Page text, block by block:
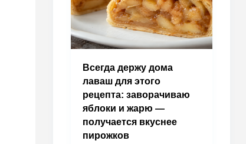
Всегда держу дома
лаваш для этого
рецепта: заворачиваю
яблоки и жарю —
получается вкуснее
пирожков